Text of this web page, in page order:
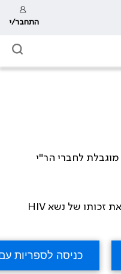
התחבר/י
מוגבלת לחברי הר"י
אמת או חובה: האם ניתן להפקיע את זכותו של נשא HIV